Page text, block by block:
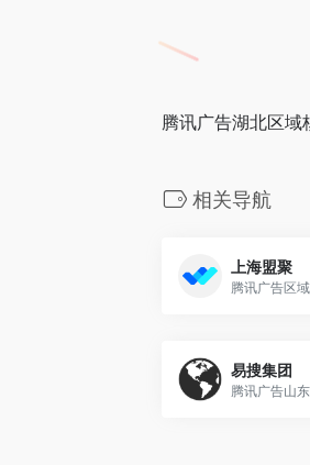
腾讯广告湖北区域
相关导航
上海盟聚
腾讯广告区
易搜集团
腾讯广告山